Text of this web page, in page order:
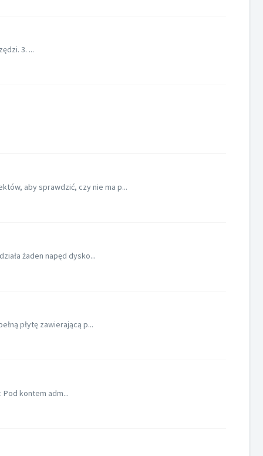
3. ...
aby sprawdzić, czy nie ma p...
żaden napęd dysko...
płytę zawierającą p...
Pod kontem adm...